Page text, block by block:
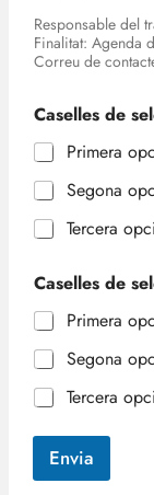
Responsable del
Finalitat: Agenda
Correu de
Caselles de
Primera
Segona
Tercera
Caselles de
Primera
Segona
Tercera
Envia